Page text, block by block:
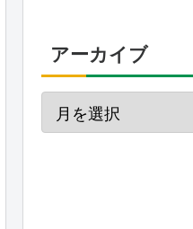
アーカイブ